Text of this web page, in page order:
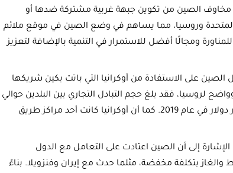
مخاوف الصين من تكوين جبهة غربية مشتركة ضدها أو
المتحدة وروسيا، مما يساهم في وضع الصين في موقع ملائم
ومجالًا أفضل للاستمرار في التنمية بالإضافة لتعزيز
على الاستفادة من أوكرانيا التي باتت بكين شريكها
لروسيا، فقد بلغ حجم التبادل التجاري بين البلدين حوالي
103.4 مليارات دولار في عام 2020 مقارنةً بـ12.76 مليار دولار في عام 2019. كما أن أوكرانيا كانت أحد مراكز طريق
الإشارة إلى أن الصين اعتادت على التعامل مع الدول
بتكلفة مخفضة، مثلما حدث مع إيران وفنزويلا. بناءً